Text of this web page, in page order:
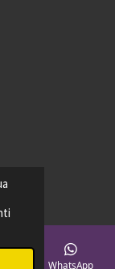
WhatsApp